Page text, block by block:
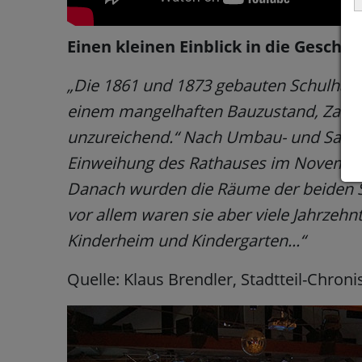
Einen kleinen Einblick in die
„Die 1861 und 1873 gebauten
einem mangelhaften Bauzustand,
unzureichend.“ Nach Umbau- und
Einweihung des Rathauses im
Danach wurden die Räume der
vor allem waren sie aber viele
Kinderheim und Kindergarten...“
Quelle: Klaus Brendler, Stadtteil-